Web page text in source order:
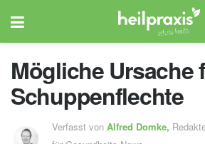
Mögliche Ursache
Schuppenflechte
Verfasst vonAlfred Domke,